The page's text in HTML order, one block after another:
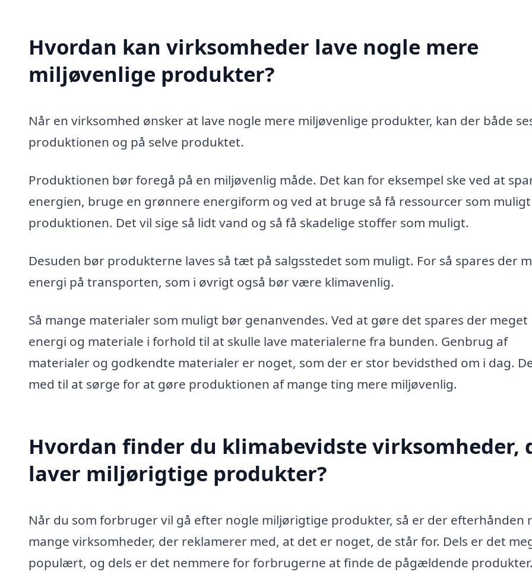
Hvordan kan virksomheder lave nogle mere
miljøvenlige produkter?
Når en virksomhed ønsker at lave nogle mere miljøvenlige produkter, kan der både
produktionen og på selve produktet.
Produktionen bør foregå på en miljøvenlig måde. Det kan for eksempel ske ved at
energien, bruge en grønnere energiform og ved at bruge så få ressourcer som
produktionen. Det vil sige så lidt vand og så få skadelige stoffer som muligt.
Desuden bør produkterne laves så tæt på salgsstedet som muligt. For så spares der
energi på transporten, som i øvrigt også bør være klimavenlig.
Så mange materialer som muligt bør genanvendes. Ved at gøre det spares der meget
energi og materiale i forhold til at skulle lave materialerne fra bunden. Genbrug af
materialer og godkendte materialer er noget, som der er stor bevidsthed om i dag.
med til at sørge for at gøre produktionen af mange ting mere miljøvenlig.
Hvordan finder du klimabevidste virksomheder,
laver miljørigtige produkter?
Når du som forbruger vil gå efter nogle miljørigtige produkter, så er der efterhånden
mange virksomheder, der reklamerer med, at det er noget, de står for. Dels er det
populært, og dels er det nemmere for forbrugerne at finde de pågældende produkter.